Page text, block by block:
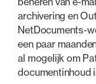
archivering en
NetDocuments-
een paar
al mogelijk om
documentinhoud